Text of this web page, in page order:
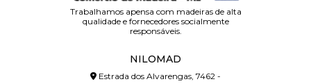
Trabalhamos apensa com madeiras de alta
qualidade e fornecedores socialmente
responsáveis.
NILOMAD
Estrada dos Alvarengas, 7462 -